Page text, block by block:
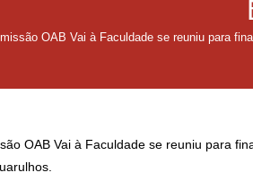
OAB Vai à Faculdade se reuniu para